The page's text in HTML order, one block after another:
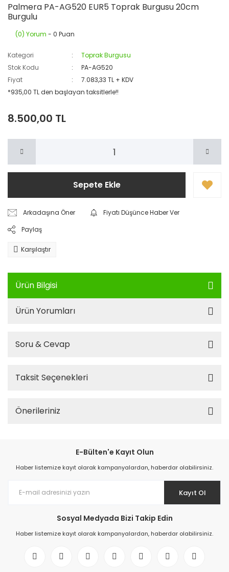
Palmera PA-AG520 EUR5 Toprak Burgusu 20cm
Burgulu
(0) Yorum - 0 Puan
Kategori
Toprak Burgusu
Stok Kodu
PA-AG520
Fiyat
7.083,33 TL + KDV
*935,00 TL den başlayan taksitlerle!!
8.500,00 TL
Sepete Ekle
Arkadaşına Öner
Fiyatı Düşünce Haber Ver
Paylaş
Karşılaştır
Ürün Bilgisi
Ürün Yorumları
Soru & Cevap
Taksit Seçenekleri
Önerileriniz
E-Bülten'e Kayıt Olun
Haber listemize kayıt olarak kampanyalardan, haberdar olabilirsiniz.
Kayıt Ol
Sosyal Medyada Bizi Takip Edin
Haber listemize kayıt olarak kampanyalardan, haberdar olabilirsiniz.